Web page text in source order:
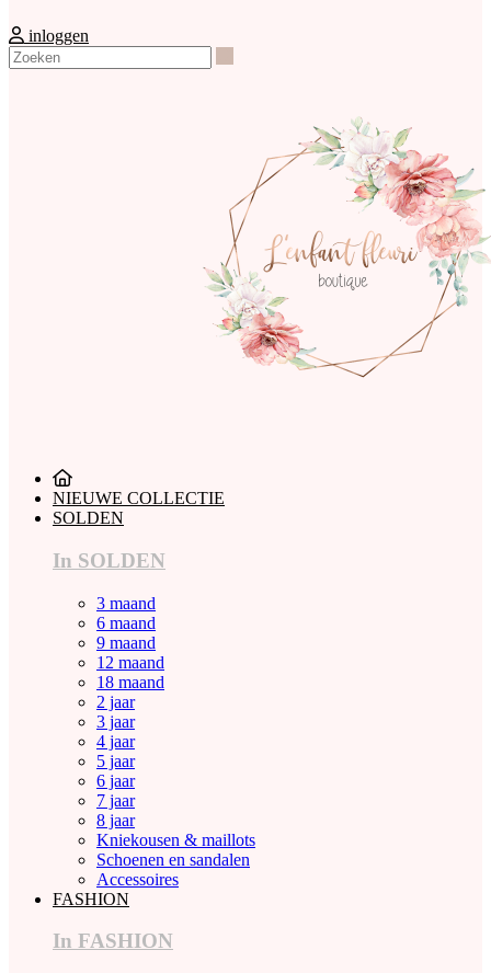
inloggen
NIEUWE COLLECTIE
SOLDEN
In SOLDEN
3 maand
6 maand
9 maand
12 maand
18 maand
2 jaar
3 jaar
4 jaar
5 jaar
6 jaar
7 jaar
8 jaar
Kniekousen & maillots
Schoenen en sandalen
Accessoires
FASHION
In FASHION